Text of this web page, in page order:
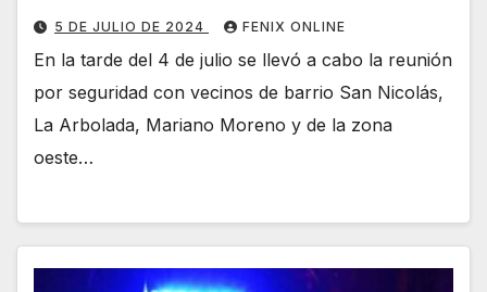
5 DE JULIO DE 2024 FENIX ONLINE
En la tarde del 4 de julio se llevó a cabo la reunión
por seguridad con vecinos de barrio San Nicolás,
La Arbolada, Mariano Moreno y de la zona
oeste…